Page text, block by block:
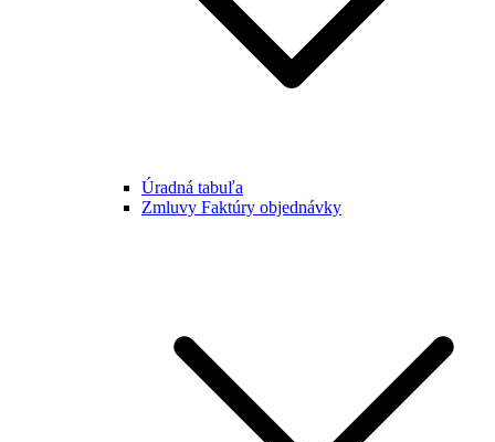
Úradná tabuľa
Zmluvy Faktúry objednávky